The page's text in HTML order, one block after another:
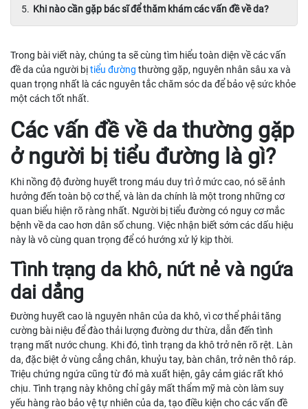
Khi nào cần gặp bác sĩ để thăm khám các vấn đề về da?
Trong bài viết này, chúng ta sẽ cùng tìm hiểu toàn diện về các vấn
đề da của người bịtiểu đường thường gặp, nguyên nhân sâu xa và
quan trọng nhất là các nguyên tắc chăm sóc da để bảo vệ sức khỏe
một cách tốt nhất.
Các vấn đề về da thường gặp
ở người bị tiểu đường là gì?
Khi nồng độ đường huyết trong máu duy trì ở mức cao, nó sẽ ảnh
hưởng đến toàn bộ cơ thể, và làn da chính là một trong những cơ
quan biểu hiện rõ ràng nhất. Người bị tiểu đường có nguy cơ mắc
bệnh về da cao hơn dân số chung. Việc nhận biết sớm các dấu hiệu
này là vô cùng quan trọng để có hướng xử lý kịp thời.
Tình trạng da khô, nứt nẻ và ngứa
dai dẳng
Đường huyết cao là nguyên nhân của da khô, vì cơ thể phải tăng
cường bài niệu để đào thải lượng đường dư thừa, dẫn đến tình
trạng mất nước chung. Khi đó, tình trạng da khô trở nên rõ rệt. Làn
da, đặc biệt ở vùng cẳng chân, khuỷu tay, bàn chân, trở nên thô ráp.
Triệu chứng ngứa cũng từ đó mà xuất hiện, gây cảm giác rất khó
chịu. Tình trạng này không chỉ gây mất thẩm mỹ mà còn làm suy
yếu hàng rào bảo vệ tự nhiên của da, tạo điều kiện cho các vấn đề